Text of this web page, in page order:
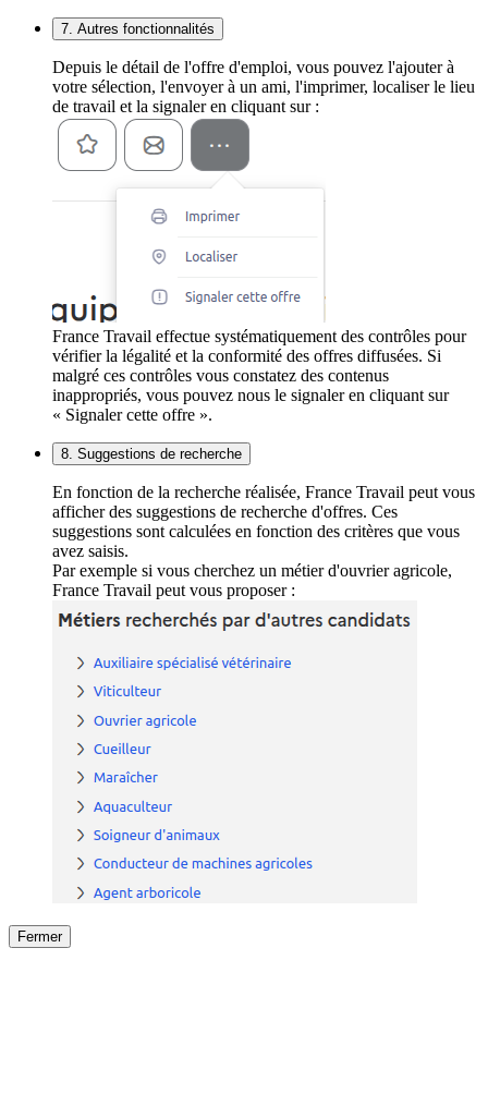
7. Autres fonctionnalités
Depuis le détail de l'offre d'emploi, vous pouvez l'ajouter à
votre sélection, l'envoyer à un ami, l'imprimer, localiser le lieu
de travail et la signaler en cliquant sur :
France Travail effectue systématiquement des contrôles pour
vérifier la légalité et la conformité des offres diffusées. Si
malgré ces contrôles vous constatez des contenus
inappropriés, vous pouvez nous le signaler en cliquant sur
« Signaler cette offre ».
8. Suggestions de recherche
En fonction de la recherche réalisée, France Travail peut vous
afficher des suggestions de recherche d'offres. Ces
suggestions sont calculées en fonction des critères que vous
avez saisis.
Par exemple si vous cherchez un métier d'ouvrier agricole,
France Travail peut vous proposer :
Fermer